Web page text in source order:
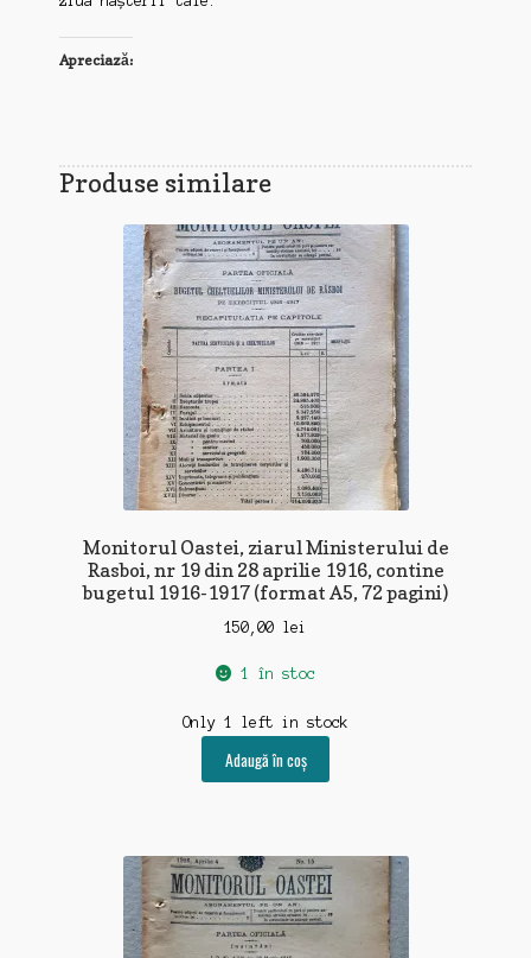
Apreciază:
Produse similare
Monitorul Oastei, ziarul Ministerului de
Rasboi, nr 19 din 28 aprilie 1916, contine
bugetul 1916-1917 (format A5, 72 pagini)
150,00 lei
1 în stoc
Only 1 left in stock
Adaugă în coș